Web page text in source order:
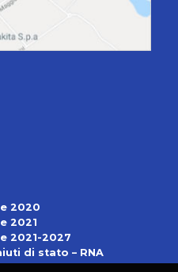
2020
2021
2021-2027
di stato – RNA